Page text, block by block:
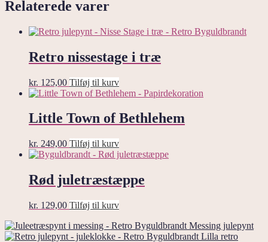
Relaterede varer
Retro nissestage i træ
kr. 125,00 Tilføj til kurv
Little Town of Bethlehem
kr. 249,00 Tilføj til kurv
Rød juletræstæppe
kr. 129,00 Tilføj til kurv
Messing julepynt
Lilla retro